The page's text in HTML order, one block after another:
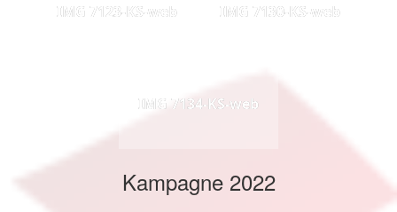
IMG 7123-KS-web IMG 7130-KS-web
IMG 7134-KS-web
Kampagne 2022